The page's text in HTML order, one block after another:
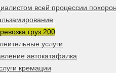
всей процессии похорон
груз 200
услуги
автокатафалка
кремации